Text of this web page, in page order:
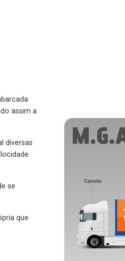
assim a
diversas
se
que